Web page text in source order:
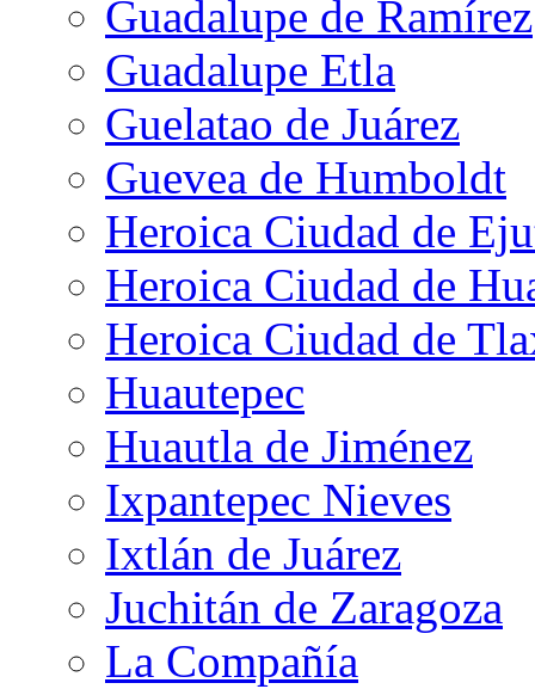
Guadalupe de Ramírez
Guadalupe Etla
Guelatao de Juárez
Guevea de Humboldt
Heroica Ciudad de
Heroica Ciudad de
Heroica Ciudad de
Huautepec
Huautla de Jiménez
Ixpantepec Nieves
Ixtlán de Juárez
Juchitán de Zaragoza
La Compañía